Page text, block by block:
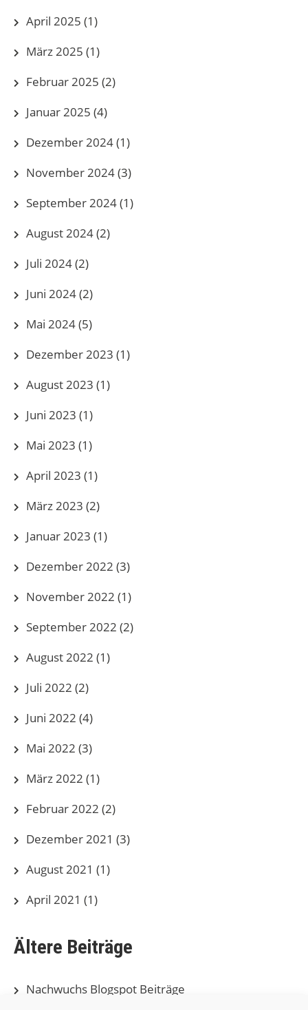
April 2025 (1)
März 2025 (1)
Februar 2025 (2)
Januar 2025 (4)
Dezember 2024(1)
November 2024(3)
September 2024(1)
August 2024(2)
Juli 2024(2)
Juni 2024(2)
Mai 2024(5)
Dezember 2023 (1)
August 2023 (1)
Juni 2023 (1)
Mai 2023 (1)
April 2023 (1)
März 2023 (2)
Januar 2023 (1)
Dezember 2022 (3)
November 2022 (1)
September 2022 (2)
August 2022 (1)
Juli 2022 (2)
Juni 2022 (4)
Mai 2022 (3)
März 2022 (1)
Februar 2022 (2)
Dezember 2021 (3)
August 2021 (1)
April 2021 (1)
Ältere Beiträge
Nachwuchs Blogspot Beiträge